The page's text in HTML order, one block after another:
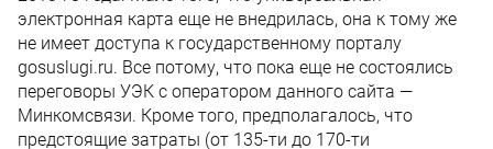
электронная карта еще не внедрилась, она к тому же
не имеет доступа к государственному порталу
gosuslugi.ru. Все потому, что пока еще не состоялись
переговоры УЭК с оператором данного сайта —
Минкомсвязи. Кроме того, предполагалось, что
предстоящие затраты (от 135-ти до 170-ти